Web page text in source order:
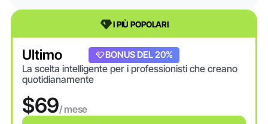
I PIÙ POPOLARI
Ultimo
La scelta intelligente per i professionisti che creano
quotidianamente
$69/ mese
BONUS DEL 20%